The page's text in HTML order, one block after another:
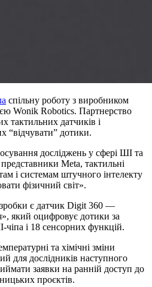
спільну роботу з виробником
Wonik Robotics. Партнерство
тактильних датчиків і
“відчувати” дотики.
досліджень у сфері ШІ та
Meta, тактильні
і системам штучного інтелекту
фізичний світ».
є датчик Digit 360 —
який оцифровує дотики за
і 18 сенсорних функцій.
та хімічні зміни
для дослідників наступного
заявки на ранній доступ до
проєктів.